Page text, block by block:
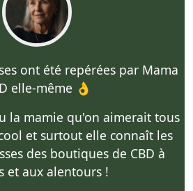
ont été repérées par Mama
elle-même 👌
la mamie qu'on aimerait tous
et surtout elle connaît les
des boutiques de CBD à
et aux alentours !